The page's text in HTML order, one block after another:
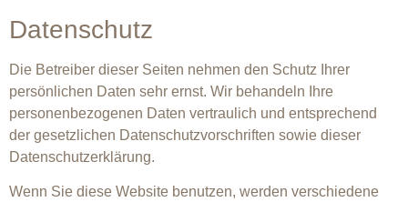
Datenschutz
Die Betreiber dieser Seiten nehmen den Schutz Ihrer
persönlichen Daten sehr ernst. Wir behandeln Ihre
personenbezogenen Daten vertraulich und entsprechend
der gesetzlichen Datenschutzvorschriften sowie dieser
Datenschutzerklärung.
Wenn Sie diese Website benutzen, werden verschiedene